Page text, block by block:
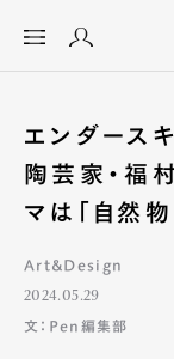
エンダースキ
陶芸家・福
マは「自然
Art&Design
2024.05.29
文：Pen編集部